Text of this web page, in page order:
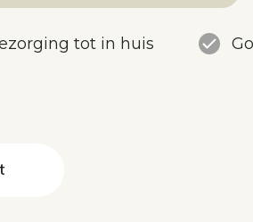
tot in huis